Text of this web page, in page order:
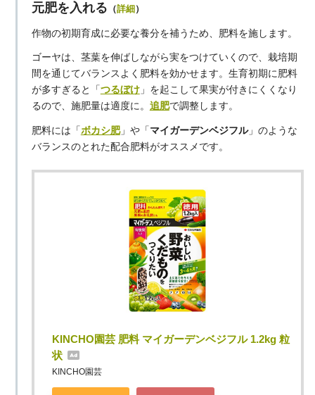
元肥を入れる （詳細）
作物の初期育成に必要な養分を補うため、肥料を施します。
ゴーヤは、茎葉を伸ばしながら実をつけていくので、栽培期
間を通じてバランスよく肥料を効かせます。生育初期に肥料
が多すぎると「つるぼけ」を起こして果実が付きにくくなり
るので、施肥量は適度に。 追肥で調整します。
肥料には「ボカシ肥」や「マイガーデンベジフル」のような
バランスのとれた配合肥料がオススメです。
KINCHO園芸 肥料 マイガーデンベジフル 1.2kg 粒
状
KINCHO園芸